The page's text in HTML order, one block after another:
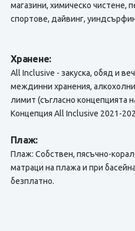
магазини, химическо чистене,
спортове, дайвинг,
Хранене:
All Inclusive - закуска, обяд и
междинни хранения,
лимит (съгласно концепцията
Концепция All Inclusive 2021-
Плаж:
Плаж: Собствен, пясъчно-
матраци на плажа и при
безплатно.